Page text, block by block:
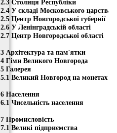
2.3 Столиця Республіки
2.4 У складі Московського царства
2.5 Центр Новгородської губернії
2.6 У Ленінградській області
2.7 Центр Новгородської області
3 Архітектура та пам'ятки
4 Гімн Великого Новгорода
5 Галерея
5.1 Великий Новгород на монетах і
6 Населення
6.1 Чисельність населення
7 Промисловість
7.1 Великі підприємства